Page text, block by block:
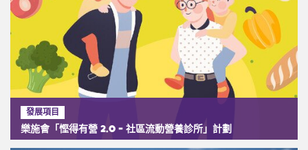
發展項目
樂施會「慳得有營 2.0 - 社區流動營養診所」計劃